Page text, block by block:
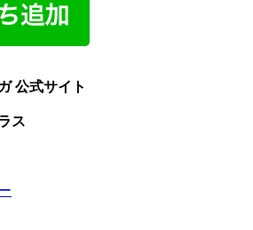
公式サイト
ス